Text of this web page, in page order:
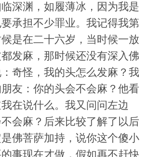
深渊，如履薄冰，因为我是
承担不少罪业。我记得我第
是在二十六岁，当时候一放
发麻，那时候还没有深入佛
奇怪，我的头怎么发麻？我
友：你的头会不会麻？他看
在说什么。我又问问左边
会麻？后来比较了解了以后
佛菩萨加持，说你这个傻小
事现在才做，假如再不赶快